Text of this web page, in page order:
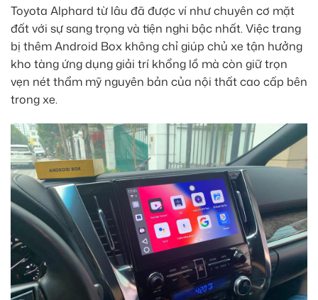
Toyota Alphard từ lâu đã được ví như chuyên cơ mặt
đất với sự sang trọng và tiện nghi bậc nhất. Việc trang
bị thêm Android Box không chỉ giúp chủ xe tận hưởng
kho tàng ứng dụng giải trí khổng lồ mà còn giữ trọn
vẹn nét thẩm mỹ nguyên bản của nội thất cao cấp bên
trong xe.